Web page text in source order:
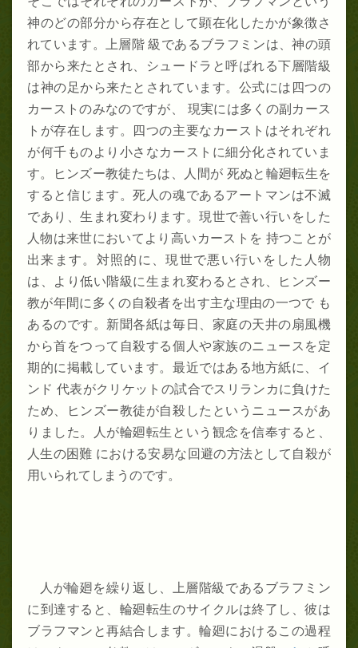
神のどの部分から存在として顕在化したかが象徴さ
れています。上層階 級であるブラフミンは、神の頭
部から来たとされ、シュードラと呼ばれる下層階級
は神の足から来たとされています。公式には四つの
カーストのみなのですが、 現実には多くの副カース
トが存在します。四つの主要なカーストはそれぞれ
が何千ものより小さなカーストに細分化されていま
す。ヒンズー教徒たちは、人間が 死ぬと輪廻転生を
すると信じます。死人の魂であるアートマンは不滅
であり、生まれ変わります。現世で善い行いをした
人物は来世においてより高いカーストを 持つことが
出来ます。対照的に、現世で悪い行いをした人物
は、より低い階級に生まれ変わるとされ、ヒンズー
教が年間に多くの自殺者を出す主な理由の一つで も
あるのです。新聞各紙は毎日、家庭の天井の扇風機
から首をつって自殺する個人や家族のニュースを定
期的に掲載しています。最近ではある地方紙に、イ
ンド 代表がクリケットの試合でスリランカに負けた
ため、ヒンズー教徒が自殺したというニュースがあ
りました。人が輪廻転生という観念を信奉すると、
人生の困難 における安易な回避の方法として自殺が
用いられてしまうのです。
人が輪廻を繰り返し、上層階級であるブラフミン
に到達すると、輪廻転生のサイクルは終了し、彼は
ブラフマンと再結合します。輪廻におけるこの過程